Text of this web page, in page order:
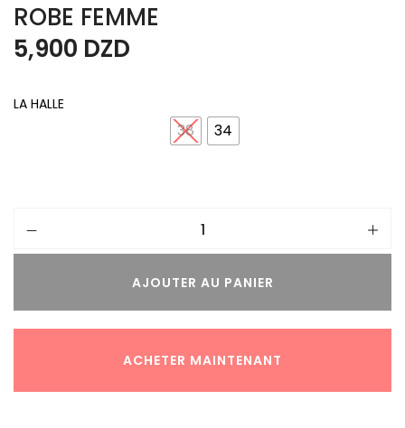
ROBE FEMME
5,900 DZD
38 34
AJOUTER AU PANIER
ACHETER MAINTENANT
LA HALLE